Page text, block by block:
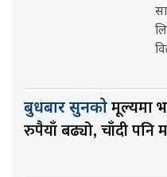
बुधबार सुनकोमूल्यमा
रुपैयाँ बढ्यो, चाँदी पनि